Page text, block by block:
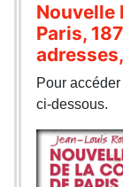
Nouvelle
Paris,
Pour
ci-dessous.